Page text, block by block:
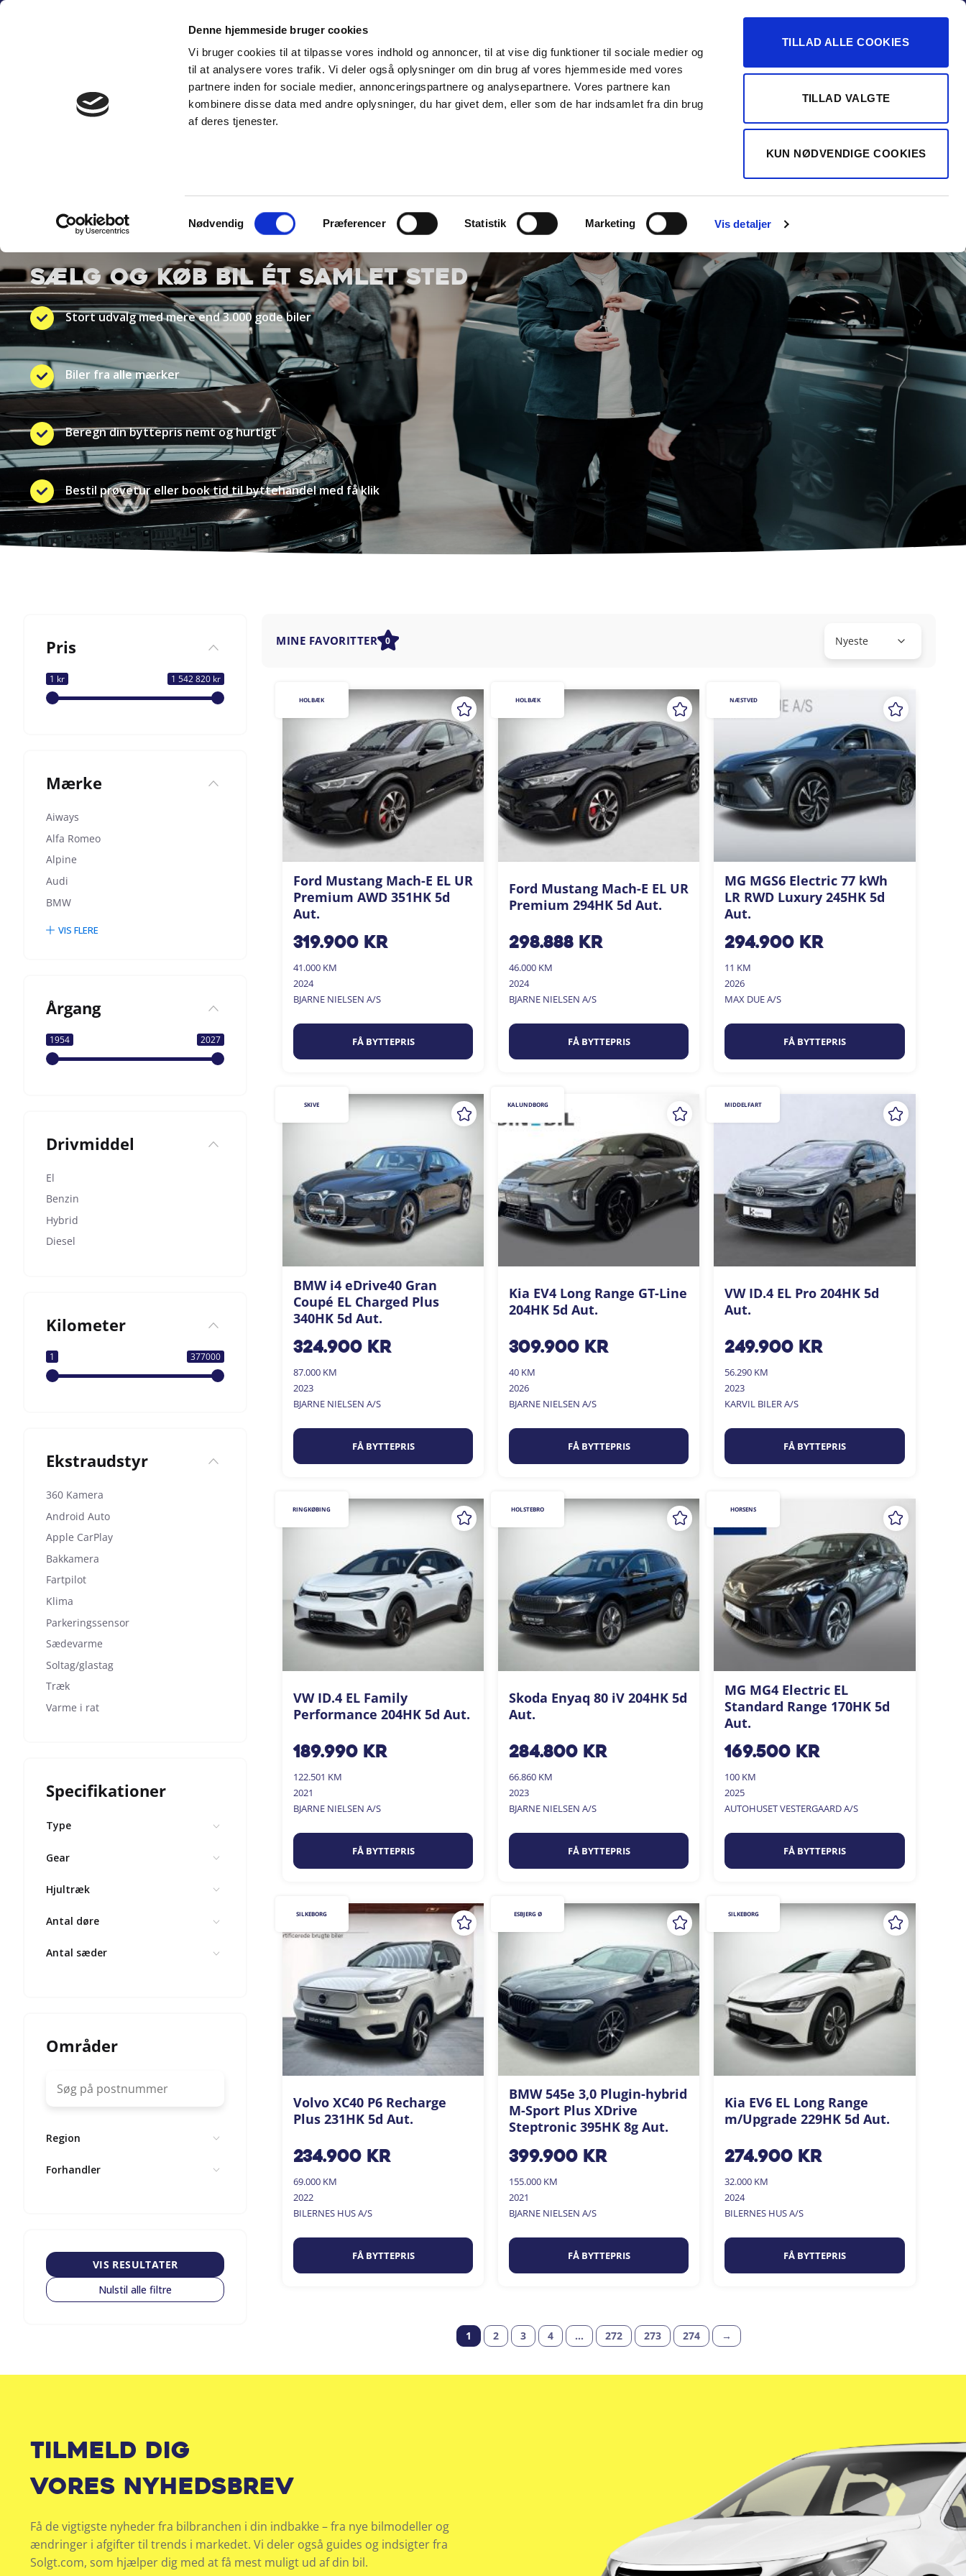
Denne hjemmeside bruger cookies
Vi bruger cookies til at tilpasse vores indhold og annoncer, til at vise dig funktioner til sociale medier og
til at analysere vores trafik. Vi deler også oplysninger om din brug af vores hjemmeside med vores
partnere inden for sociale medier, annonceringspartnere og analysepartnere. Vores partnere kan
kombinere disse data med andre oplysninger, du har givet dem, eller som de har indsamlet fra din brug
af deres tjenester.
Samtykkevalg
Nødvendig Præferencer Statistik Marketing Vis detaljer
TILLAD ALLE COOKIES
TILLAD VALGTE
KUN NØDVENDIGE COOKIES
Fortsæt
SÆLG PERSONBIL SÆLG VAREBIL KØB BIL KONTAKT OS ARTIKLER FIND FORHANDLER Vurdér min bil
BYT TIL NYT
SÆLG OG KØB BIL ÉT SAMLET STED
Stort udvalg med mere end 3.000 gode biler
Biler fra alle mærker
Beregn din byttepris nemt og hurtigt
Bestil prøvetur eller book tid til byttehandel med få klik
Pris
1 kr 1 542 820 kr
Mærke
Aiways
Alfa Romeo
Alpine
Audi
BMW
VIS FLERE
Årgang
1954 2027
Drivmiddel
El
Benzin
Hybrid
Diesel
Kilometer
1 377000
Ekstraudstyr
360 Kamera
Android Auto
Apple CarPlay
Bakkamera
Fartpilot
Klima
Parkeringssensor
Sædevarme
Soltag/glastag
Træk
Varme i rat
Specifikationer
Type
Gear
Hjultræk
Antal døre
Antal sæder
Områder
Region
Forhandler
VIS RESULTATER
Nulstil alle filtre
MINE FAVORITTER 0
Ford Mustang Mach-E EL UR
Premium AWD 351HK 5d
Aut.
319.900kr
41.000 KM
2024
BJARNE NIELSEN A/S
FÅ BYTTEPRIS
HOLBÆK
Ford Mustang Mach-E EL UR
Premium 294HK 5d Aut.
298.888 kr
46.000 KM
2024
BJARNE NIELSEN A/S
FÅ BYTTEPRIS
HOLBÆK
MG MGS6 Electric 77 kWh
LR RWD Luxury 245HK 5d
Aut.
294.900 kr
11 KM
2026
MAX DUE A/S
FÅ BYTTEPRIS
NÆSTVED
BMW i4 eDrive40 Gran
Coupé EL Charged Plus
340HK 5d Aut.
324.900kr
87.000 KM
2023
BJARNE NIELSEN A/S
FÅ BYTTEPRIS
SKIVE
Kia EV4 Long Range GT-Line
204HK 5d Aut.
309.900 kr
40 KM
2026
BJARNE NIELSEN A/S
FÅ BYTTEPRIS
KALUNDBORG
VW ID.4 EL Pro 204HK 5d
Aut.
249.900 kr
56.290 KM
2023
KARVIL BILER A/S
FÅ BYTTEPRIS
MIDDELFART
VW ID.4 EL Family
Performance 204HK 5d Aut.
189.990kr
122.501 KM
2021
BJARNE NIELSEN A/S
FÅ BYTTEPRIS
RINGKØBING
Skoda Enyaq 80 iV 204HK 5d
Aut.
284.800 kr
66.860 KM
2023
BJARNE NIELSEN A/S
FÅ BYTTEPRIS
HOLSTEBRO
MG MG4 Electric EL
Standard Range 170HK 5d
Aut.
169.500 kr
100 KM
2025
AUTOHUSET VESTERGAARD A/S
FÅ BYTTEPRIS
HORSENS
Volvo XC40 P6 Recharge
Plus 231HK 5d Aut.
234.900kr
69.000 KM
2022
BILERNES HUS A/S
FÅ BYTTEPRIS
SILKEBORG
BMW 545e 3,0 Plugin-hybrid
M-Sport Plus XDrive
Steptronic 395HK 8g Aut.
399.900 kr
155.000 KM
2021
BJARNE NIELSEN A/S
FÅ BYTTEPRIS
ESBJERG Ø
Kia EV6 EL Long Range
m/Upgrade 229HK 5d Aut.
274.900 kr
32.000 KM
2024
BILERNES HUS A/S
FÅ BYTTEPRIS
SILKEBORG
1 2 3 4 … 272 273 274 →
Tilmeld dig
vores nyhedsbrev
Få de vigtigste nyheder fra bilbranchen i din indbakke – fra nye bilmodeller og
ændringer i afgifter til trends i markedet. Vi deler også guides og indsigter fra
Solgt.com, som hjælper dig med at få mest muligt ud af din bil.